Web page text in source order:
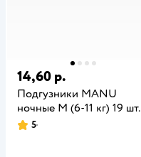
14,60 р.
Подгузники MANU
ночные M (6-11 кг) 19 шт.
5